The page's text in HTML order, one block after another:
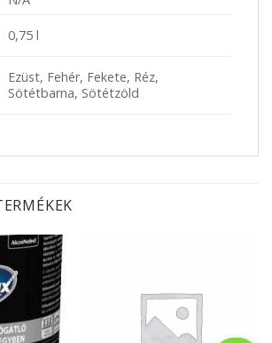
0,75 l
Ezüst, Fehér, Fekete, Réz,
Sötétbarna, Sötétzöld